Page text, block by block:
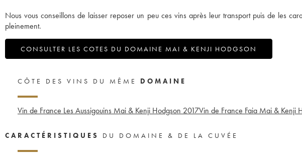
Nous vous conseillons de laisser reposer un peu ces vins après leur transport puis de les
pleinement.
CONSULTER LES COTES DU DOMAINE MAI & KENJI HODGSON
CÔTE DES VINS DU MÊME DOMAINE
Vin de France Les Aussigouins Mai & Kenji Hodgson 2017Vin de France Faia Mai & Kenji
CARACTÉRISTIQUES DU DOMAINE & DE LA CUVÉE